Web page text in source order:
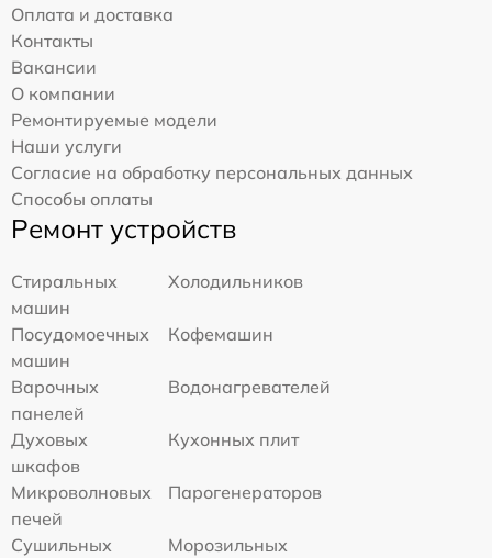
Оплата и доставка
Контакты
Вакансии
О компании
Ремонтируемые модели
Наши услуги
Согласие на обработку персональных данных
Способы оплаты
Ремонт устройств
Стиральных
машин
Холодильников
Посудомоечных
машин
Кофемашин
Варочных
панелей
Водонагревателей
Духовых
шкафов
Кухонных плит
Микроволновых
печей
Парогенераторов
Сушильных
Морозильных